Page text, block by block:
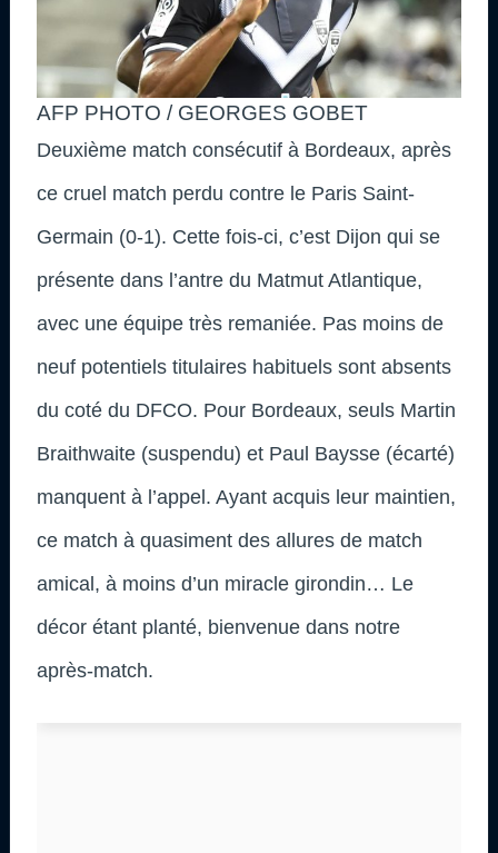
AFP PHOTO / GEORGES GOBET
Deuxième match consécutif à Bordeaux, après
ce cruel match perdu contre le Paris Saint-
Germain (0-1). Cette fois-ci, c’est Dijon qui se
présente dans l’antre du Matmut Atlantique,
avec une équipe très remaniée. Pas moins de
neuf potentiels titulaires habituels sont absents
du coté du DFCO. Pour Bordeaux, seuls Martin
Braithwaite (suspendu) et Paul Baysse (écarté)
manquent à l’appel. Ayant acquis leur maintien,
ce match à quasiment des allures de match
amical, à moins d’un miracle girondin… Le
décor étant planté, bienvenue dans notre
après-match.